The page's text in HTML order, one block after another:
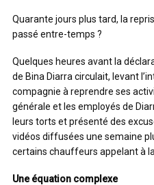
Quarante jours plus tard, la
passé entre-temps ?
Quelques heures avant la
de Bina Diarra circulait, levant
compagnie à reprendre ses
générale et les employés de
leurs torts et présenté des
vidéos diffusées une semaine
certains chauffeurs appelant à
Une équation complexe